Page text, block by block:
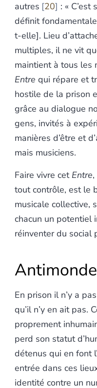
autres 20 : «
définit
t-elle]. Lieu
multiples, il ne vit
maintient à tous les
Entre qui répare et
hostile de la prison
grâce au dialogue
gens, invités à
manières d’être et
mais musiciens.
Faire vivre cet Entre,
tout contrôle, est le
musicale collective,
chacun un potentiel
réinventer du social
Antimonde
En prison il n’y a pas
qu’il n’y en ait pas.
proprement
perd son statut
détenus qui en font
entrée dans ces
identité contre un